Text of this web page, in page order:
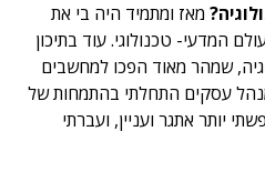
מאז ומתמיד היה בי את
המדעי- טכנולוגי. עוד בתיכון
שמהר מאוד הפכו למחשבים
עסקים התחלתי בהתמחות של
יותר אתגר ועניין, ועברתי